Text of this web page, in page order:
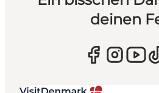
deinen